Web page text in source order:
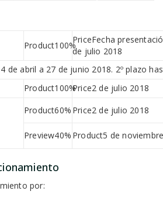
100%
Fecha
de julio 2018
de abril a 27 de junio 2018. 2º plazo
100%
2 de julio 2018
60% 2 de julio 2018
40% 5 de
por: